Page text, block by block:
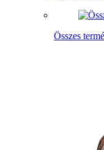
Összes